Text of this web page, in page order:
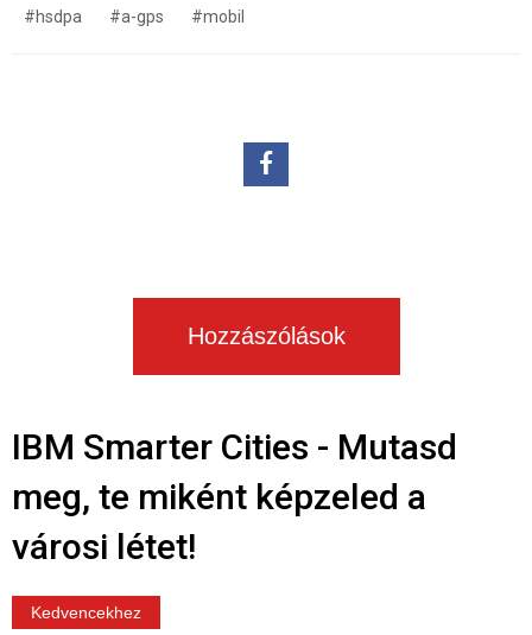
#hsdpa
#a-gps #mobil
Hozzászólások
IBM Smarter Cities - Mutasd
meg, te miként képzeled a
városi létet!
Kedvencekhez